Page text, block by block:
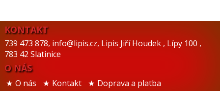
KONTAKT
739 473 878, info@lipis.cz, Lipis Jiří Houdek , Lípy 100 ,
783 42 Slatinice
O NÁS
O nás Kontakt
Doprava a platba